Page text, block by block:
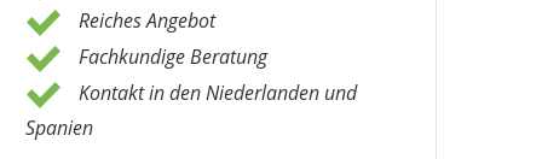
Reiches Angebot
Fachkundige Beratung
Kontakt in den Niederlanden und
Spanien